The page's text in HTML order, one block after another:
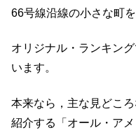
66号線沿線の小さな町
オリジナル・ランキン
います。
本来なら，主な見どこ
紹介する「オール・ア